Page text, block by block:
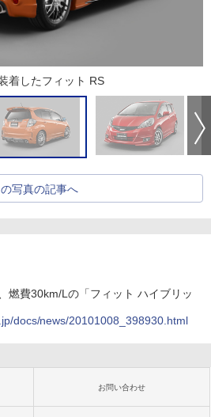
着したフィット RS
写真の記事へ
燃費30km/Lの「フィット ハイブリッ
docs/news/20101008_398930.html
お問い合わせ